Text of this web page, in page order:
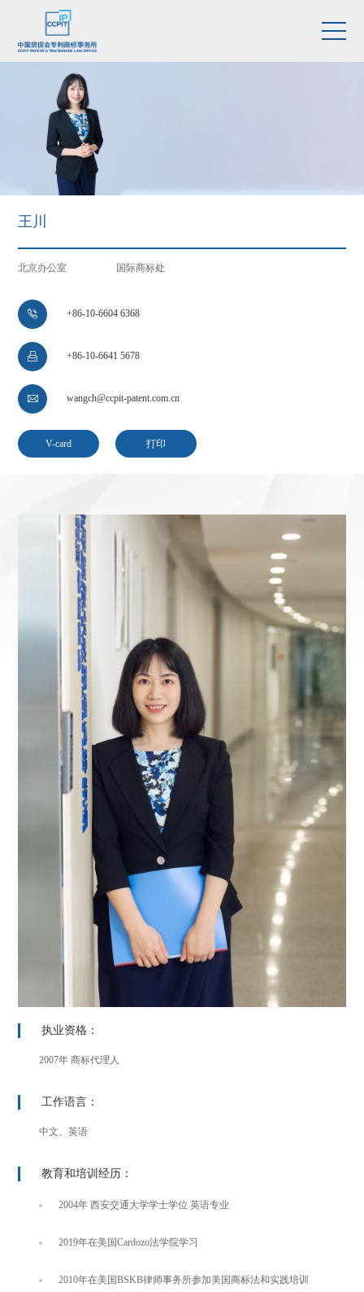
王川
北京办公室 国际商标处
 +86-10-6604 6368
 +86-10-6641 5678
 wangch@ccpit-patent.com.cn
V-card 打印
执业资格：
2007年 商标代理人
工作语言：
中文、英语
教育和培训经历：
2004年 西安交通大学学士学位 英语专业
2019年在美国Cardozo法学院学习
2010年在美国BSKB律师事务所参加美国商标法和实践培训